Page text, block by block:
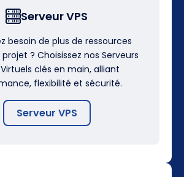
Serveur VPS
besoin de plus de ressources
? Choisissez nos Serveurs
clés en main, alliant
flexibilité et sécurité.
Serveur VPS